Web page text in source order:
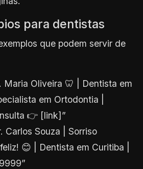
para dentistas
que podem servir de
Maria Oliveira 🦷 | Dentista em
em Ortodontia |
👉 [link]”
Carlos Souza | Sorriso
😊 | Dentista em Curitiba |